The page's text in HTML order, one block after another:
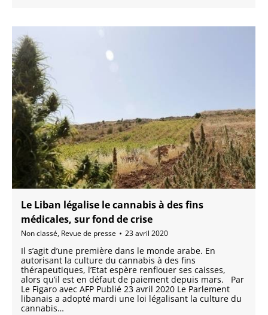
Le Liban légalise le cannabis à des fins
médicales, sur fond de crise
Non classé, Revue de presse 23 avril 2020
Il s’agit d’une première dans le monde arabe. En
autorisant la culture du cannabis à des fins
thérapeutiques, l’Etat espère renflouer ses caisses,
alors qu’il est en défaut de paiement depuis mars. Par
Le Figaro avec AFP Publié 23 avril 2020 Le Parlement
libanais a adopté mardi une loi légalisant la culture du
cannabis…